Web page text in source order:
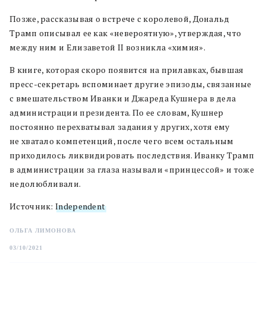
Позже, рассказывая о встрече с королевой, Дональд
Трамп описывал ее как «невероятную», утверждая, что
между ним и Елизаветой II возникла «химия».
В книге, которая скоро появится на прилавках, бывшая
пресс-секретарь вспоминает другие эпизоды, связанные
с вмешательством Иванки и Джареда Кушнера в дела
администрации президента. По ее словам, Кушнер
постоянно перехватывал задания у других, хотя ему
не хватало компетенций, после чего всем остальным
приходилось ликвидировать последствия. Иванку Трамп
в администрации за глаза называли «принцессой» и тоже
недолюбливали.
Источник: Independent
ОЛЬГА ЛИМОНОВА
03/10/2021